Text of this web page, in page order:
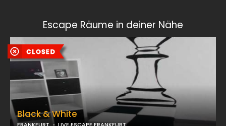
Escape Räume in deiner Nähe
Black & White